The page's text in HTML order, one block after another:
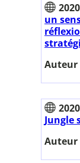
2020
un
Auteur
2020
Jungle
Auteur